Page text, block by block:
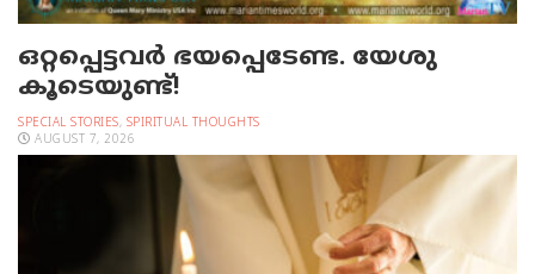
ഒറ്റപ്പെട്ടവര്‍ ഭയപ്പെടേണ്ട. യേശു
കൂടെയുണ്ട്!
SPECIAL STORIES, SPIRITUAL THOUGHTS
AUGUST 7, 2026